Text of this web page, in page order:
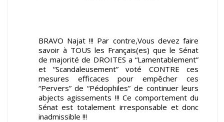
BRAVO Najat !!! Par contre,Vous devez faire
savoir à TOUS les Français(es) que le Sénat
de majorité de DROITES a “Lamentablement”
et “Scandaleusement” voté CONTRE ces
mesures efficaces pour empêcher ces
“Pervers” de “Pédophiles” de continuer leurs
abjects agissements !!! Ce comportement du
Sénat est totalement irresponsable et donc
inadmissible !!!